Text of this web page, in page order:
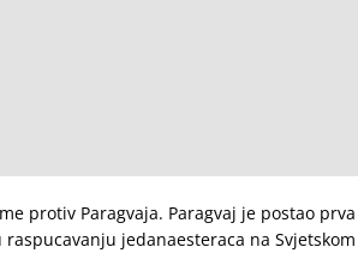
protiv Paragvaja. Paragvaj je postao prva
jedanaesteraca na Svjetskom